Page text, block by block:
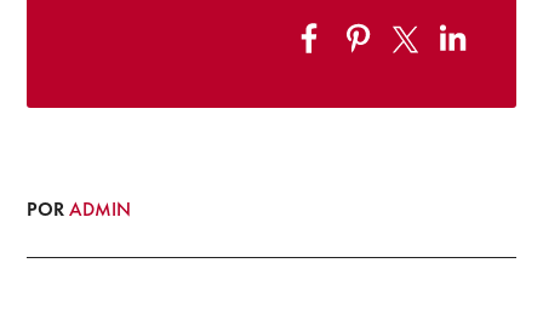
PORADMIN